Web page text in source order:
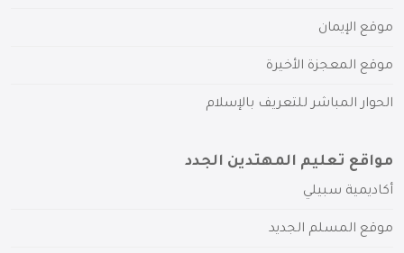
موقع الإيمان
موقع المعجزة الأخيرة
الحوار المباشر للتعريف بالإسلام
مواقع تعليم المهتدين الجدد
أكاديمية سبيلي
موقع المسلم الجديد